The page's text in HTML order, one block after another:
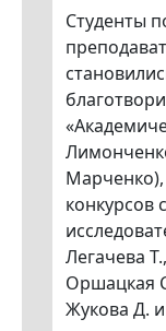
Студенты
конкурсов
Легачева
Оршацкая
Жукова Д.